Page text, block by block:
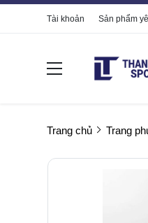
Tài khoản Sản phẩm
Trang chủ Trang